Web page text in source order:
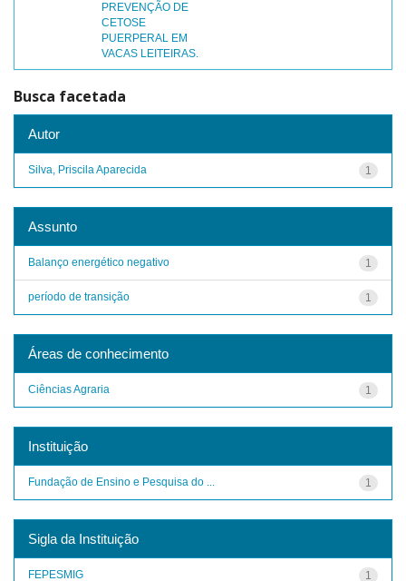
PREVENÇÃO DE
CETOSE
PUERPERAL EM
VACAS LEITEIRAS.
Busca facetada
Autor
1
Silva, Priscila Aparecida
Assunto
1
Balanço energético negativo
1
período de transição
Áreas de conhecimento
1
Ciências Agraria
Instituição
1
Fundação de Ensino e Pesquisa do ...
Sigla da Instituição
1
FEPESMIG